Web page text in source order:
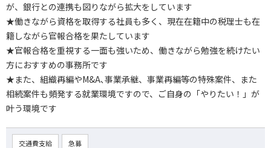
が、銀行との連携も図りながら拡大をしています
★働きながら資格を取得する社員も多く、現在在籍中の税理士も在
籍しながら官報合格を果たしています
★官報合格を重視する一面も強いため、働きながら勉強を続けたい
方におすすめの事務所です
★また、組織再編やM&A､事業承継、事業再編等の特殊案件、また
相続案件も頻発する就業環境ですので、ご自身の「やりたい！」が
叶う環境です
交通費支給 急募